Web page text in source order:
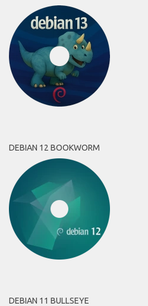
DEBIAN 12 BOOKWORM
DEBIAN 11 BULLSEYE